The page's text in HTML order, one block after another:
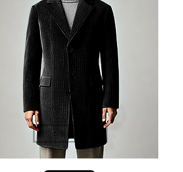
마우스를 올려보세요